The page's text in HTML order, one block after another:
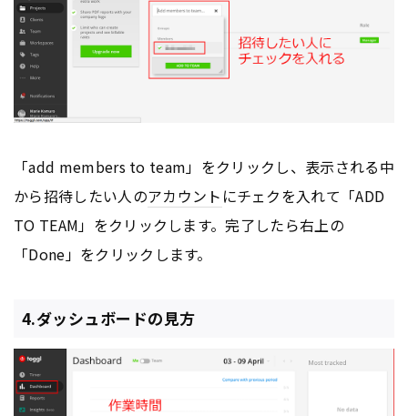
「add members to team」をクリックし、表示される中
から招待したい人のアカウント にチェクを入れて「ADD
TO TEAM」をクリックします。完了したら右上の
「Done」をクリックします。
4.ダッシュボードの見方